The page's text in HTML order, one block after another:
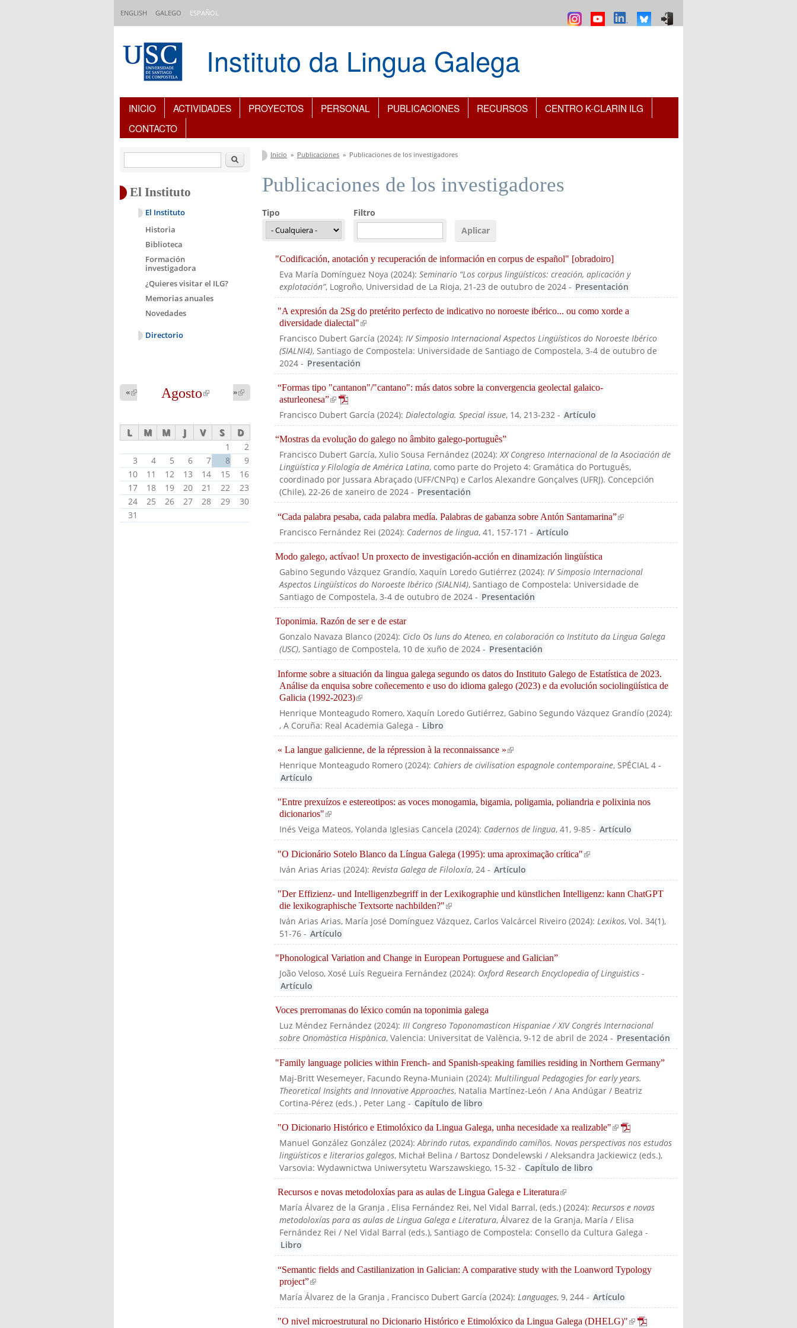
ENGLISH GALEGO ESPAÑOL
Instituto da Lingua Galega
Índice de contenidos
INICIO ACTIVIDADES PROYECTOS PERSONAL PUBLICACIONES RECURSOS
CENTRO K-CLARIN ILG
CONTACTO
Se encuentra usted aquí
Inicio » Publicaciones » Publicaciones de los investigadores
Publicaciones de los investigadores
Tipo Filtro
"Codificación, anotación y recuperación de información en corpus de español" [obradoiro]
Eva María Domínguez Noya (2024):Seminario “Los corpus lingüísticos: creación, aplicación y
explotación”, Logroño, Universidad de La Rioja, 21-23 de outubro de 2024 - Presentación
"A expresión da 2Sg do pretérito perfecto de indicativo no noroeste ibérico... ou como xorde a
diversidade dialectal"(link is external)
Francisco Dubert García (2024):IV Simposio Internacional Aspectos Lingüísticos do Noroeste Ibérico
(SIALNI4), Santiago de Compostela: Universidade de Santiago de Compostela, 3-4 de outubro de
2024 - Presentación
“Formas tipo "cantanon"/"cantano": más datos sobre la convergencia geolectal galaico-
asturleonesa”(link is external)
Francisco Dubert García (2024):Dialectologia. Special issue, 14, 213-232 - Artículo
“Mostras da evolução do galego no âmbito galego-português”
Francisco Dubert García, Xulio Sousa Fernández (2024):XX Congreso Internacional de la Asociación de
Lingüística y Filología de América Latina, como parte do Projeto 4: Gramática do Português,
coordinado por Jussara Abraçado (UFF/CNPq) e Carlos Alexandre Gonçalves (UFRJ). Concepción
(Chile), 22-26 de xaneiro de 2024 - Presentación
“Cada palabra pesaba, cada palabra medía. Palabras de gabanza sobre Antón Santamarina”(link is external)
Francisco Fernández Rei (2024): Cadernos de lingua, 41, 157-171 - Artículo
Modo galego, actívao! Un proxecto de investigación-acción en dinamización lingüística
Gabino Segundo Vázquez Grandío, Xaquín Loredo Gutiérrez (2024):IV Simposio Internacional
Aspectos Lingüísticos do Noroeste Ibérico (SIALNI4), Santiago de Compostela: Universidade de
Santiago de Compostela, 3-4 de outubro de 2024 - Presentación
Toponimia. Razón de ser e de estar
Gonzalo Navaza Blanco (2024): Ciclo Os luns do Ateneo, en colaboración co Instituto da Lingua Galega
(USC), Santiago de Compostela, 10 de xuño de 2024 - Presentación
Informe sobre a situación da lingua galega segundo os datos do Instituto Galego de Estatística de 2023.
Análise da enquisa sobre coñecemento e uso do idioma galego (2023) e da evolución sociolingüística de
Galicia (1992-2023)(link is external)
Henrique Monteagudo Romero, Xaquín Loredo Gutiérrez, Gabino Segundo Vázquez Grandío (2024):
, A Coruña: Real Academia Galega - Libro
« La langue galicienne, de la répression à la reconnaissance »(link is external)
Henrique Monteagudo Romero (2024): Cahiers de civilisation espagnole contemporaine, SPÉCIAL 4 -
Artículo
"Entre prexuízos e estereotipos: as voces monogamia, bigamia, poligamia, poliandria e polixinia nos
dicionarios"(link is external)
Inés Veiga Mateos, Yolanda Iglesias Cancela (2024): Cadernos de lingua, 41, 9-85 - Artículo
"O Dicionário Sotelo Blanco da Língua Galega (1995): uma aproximação crítica"(link is external)
Iván Arias Arias (2024): Revista Galega de Filoloxía, 24 - Artículo
"Der Effizienz- und Intelligenzbegriff in der Lexikographie und künstlichen Intelligenz: kann ChatGPT
die lexikographische Textsorte nachbilden?"(link is external)
Iván Arias Arias, María José Domínguez Vázquez, Carlos Valcárcel Riveiro (2024):Lexikos, Vol. 34(1),
51-76 - Artículo
"Phonological Variation and Change in European Portuguese and Galician”
João Veloso, Xosé Luís Regueira Fernández (2024): Oxford Research Encyclopedia of Linguistics -
Artículo
Voces prerromanas do léxico común na toponimia galega
Luz Méndez Fernández (2024):III Congreso Toponomasticon Hispaniae / XIV Congrés Internacional
sobre Onomàstica Hispànica, Valencia: Universitat de València, 9-12 de abril de 2024 - Presentación
"Family language policies within French- and Spanish-speaking families residing in Northern Germany”
Maj-Britt Wesemeyer, Facundo Reyna-Muniain (2024): Multilingual Pedagogies for early years.
Theoretical Insights and Innovative Approaches, Natalia Martínez-León / Ana Andúgar / Beatriz
Cortina-Pérez (eds.) , Peter Lang - Capítulo de libro
"O Dicionario Histórico e Etimolóxico da Lingua Galega, unha necesidade xa realizable"(link is external)
Manuel González González(2024):Abrindo rutas, expandindo camiños. Novas perspectivas nos estudos
lingüísticos e literarios galegos, Michał Belina / Bartosz Dondelewski / Aleksandra Jackiewicz (eds.),
Varsovia: Wydawnictwa Uniwersytetu Warszawskiego, 15-32 - Capítulo de libro
Recursos e novas metodoloxías para as aulas de Lingua Galega e Literatura(link is external)
María Álvarez de la Granja , Elisa Fernández Rei, Nel Vidal Barral, (eds.) (2024):Recursos e novas
metodoloxías para as aulas de Lingua Galega e Literatura, Álvarez de la Granja, María / Elisa
Fernández Rei / Nel Vidal Barral (eds.), Santiago de Compostela: Consello da Cultura Galega -
Libro
“Semantic fields and Castilianization in Galician: A comparative study with the Loanword Typology
project”(link is external)
María Álvarez de la Granja , Francisco Dubert García (2024): Languages, 9, 244 - Artículo
"O nivel microestrutural no Dicionario Histórico e Etimolóxico da Lingua Galega (DHELG)"(link is
Buscar
El Instituto
El Instituto
Historia
Biblioteca
Formación
investigadora
¿Quieres visitar el ILG?
Memorias anuales
Novedades
Directorio
Agosto (link is
«
external)
»
external)
L M M J V S D
1
2
3
4 5 6 7 8
9
10
11 12 13 14 15
16
17
18 19 20 21 22
23
24
25 26 27 28 29
30
31